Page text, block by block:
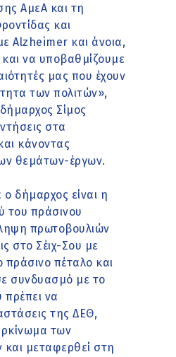
ΑμεΑ και τη
και
Alzheimer και άνοια,
να υποβαθμίζουμε
μας που έχουν
των πολιτών»,
Σίμος
στα
κάνοντας
θεμάτων-έργων.
ο δήμαρχος είναι η
του πράσινου
πρωτοβουλιών
στο Σέιχ-Σου με
πράσινο πέταλο και
συνδυασμό με το
πρέπει να
της ΔΕΘ,
των
μεταφερθεί στη